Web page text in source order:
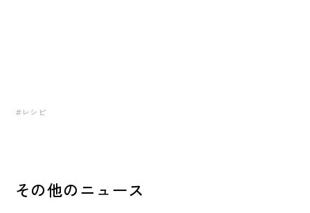
＃レシピ
その他のニュース